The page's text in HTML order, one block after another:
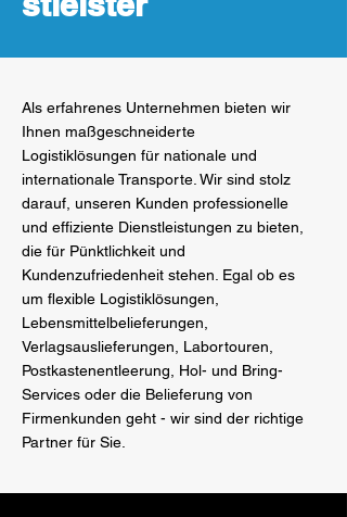
Als erfahrenes Unternehmen bieten wir
Ihnen maßgeschneiderte
Logistiklösungen für nationale und
internationale Transporte. Wir sind stolz
darauf, unseren Kunden professionelle
und effiziente Dienstleistungen zu bieten,
die für Pünktlichkeit und
Kundenzufriedenheit stehen. Egal ob es
um flexible Logistiklösungen,
Lebensmittelbelieferungen,
Verlagsauslieferungen, Labortouren,
Postkastenentleerung, Hol- und Bring-
Services oder die Belieferung von
Firmenkunden geht - wir sind der richtige
Partner für Sie.